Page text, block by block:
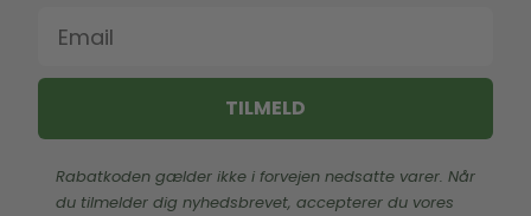
Email
TILMELD
Rabatkoden gælder ikke i forvejen nedsatte varer. Når
du tilmelder dig nyhedsbrevet, accepterer du vores